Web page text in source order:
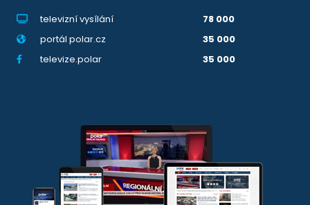
televizní vysílání
78 000
portál polar.cz
35 000
televize.polar
35 000